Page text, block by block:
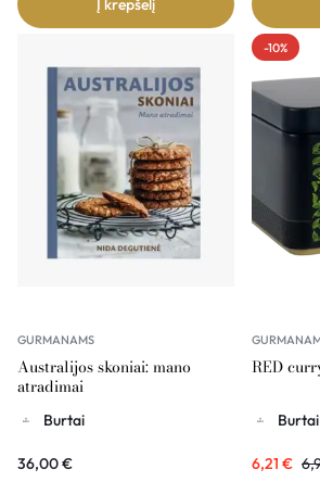
Į krepšelį
GURMANAMS
Australijos skoniai: mano
atradimai
Burtai
36,00€
-10%
RED
Burtai
6,21 €